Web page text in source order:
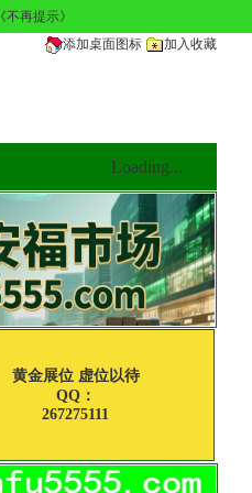
《不再提示》
添加桌面图标
加入收藏
Loading...
黄金展位 虚位以待
QQ：
267275111